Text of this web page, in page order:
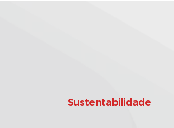
Sustentabilidade